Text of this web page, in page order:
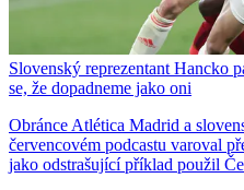
Slovenský reprezentant Hancko
se, že dopadneme jako oni
Obránce Atlética Madrid a
červencovém podcastu varoval
jako odstrašující příklad použil